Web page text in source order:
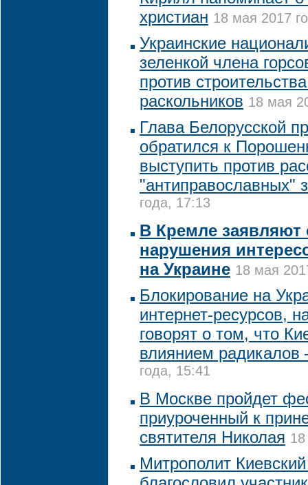
христиан 18 мая 2017
Украинские
зеленкой члена
против
раскольников 18 мая
Глава Белорусской
обратился к
выступить против
"антиправославных"
года, 17:13
В Кремле заявляют
нарушения
на Украине 18 мая
Блокирование на
интернет-ресурсов,
говорят о том, что
влиянием радикалов
года, 15:41
В Москве пройдет
приуроченный к
святителя Николая
Митрополит